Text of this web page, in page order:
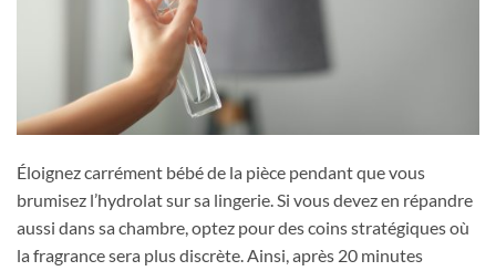
Éloignez carrément bébé de la pièce pendant que vous
brumisez l’hydrolat sur sa lingerie. Si vous devez en répandre
aussi dans sa chambre, optez pour des coins stratégiques où
la fragrance sera plus discrète. Ainsi, après 20 minutes